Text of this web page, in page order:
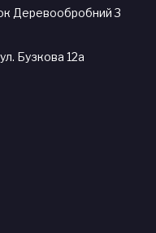
Деревообробний 3
Бузкова 12а